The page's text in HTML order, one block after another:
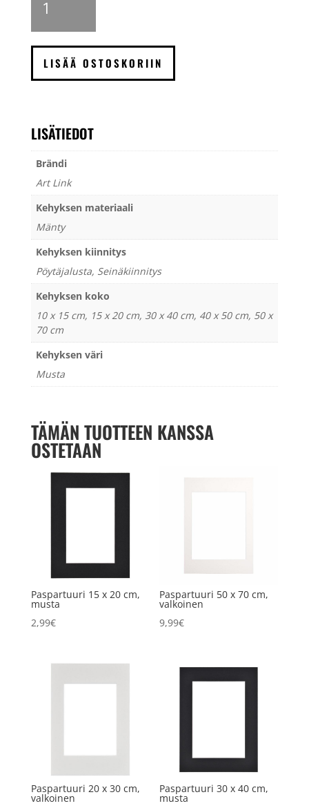
Link
määrä
LISÄÄ OSTOSKORIIN
LISÄTIEDOT
Brändi
Art Link
Kehyksen materiaali
Mänty
Kehyksen kiinnitys
Pöytäjalusta, Seinäkiinnitys
Kehyksen koko
10 x 15 cm, 15 x 20 cm, 30 x 40 cm, 40 x 50 cm, 50 x
70 cm
Kehyksen väri
Musta
TÄMÄN TUOTTEEN KANSSA
OSTETAAN
Paspartuuri 15 x 20 cm,
musta
2,99€
Paspartuuri 50 x 70 cm,
valkoinen
9,99€
Paspartuuri 20 x 30 cm,
valkoinen
Paspartuuri 30 x 40 cm,
musta